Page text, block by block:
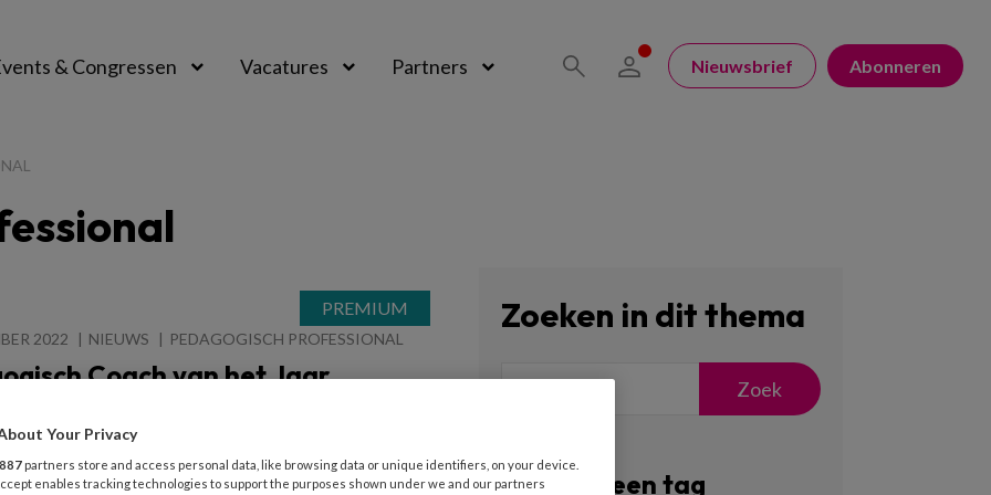
& Congressen Vacatures Partners Nieuwsbrief Abonneren
2022 NIEUWS PEDAGOGISCH PROFESSIONAL
Coach van het Jaar
Libert, de Pedagogisch Coach van het Jaar 2022,
bij het ministerie van Sociale Zaken en
Zoeken in dit thema
Zoek
Filter op een tag
Your Privacy
887 partners store and access personal data, like browsing data or unique identifiers, on your device.
enables tracking technologies to support the purposes shown under we and our partners